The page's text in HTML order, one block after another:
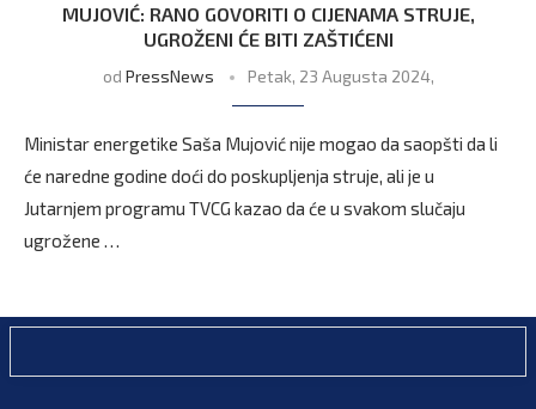
MUJOVIĆ: RANO GOVORITI O CIJENAMA STRUJE,
UGROŽENI ĆE BITI ZAŠTIĆENI
od PressNews Petak, 23 Augusta 2024,
Ministar energetike Saša Mujović nije mogao da saopšti da li
će naredne godine doći do poskupljenja struje, ali je u
Jutarnjem programu TVCG kazao da će u svakom slučaju
ugrožene …